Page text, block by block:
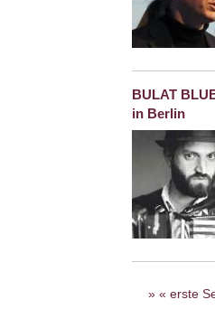
BULAT
in Berlin
Seiten
« erste